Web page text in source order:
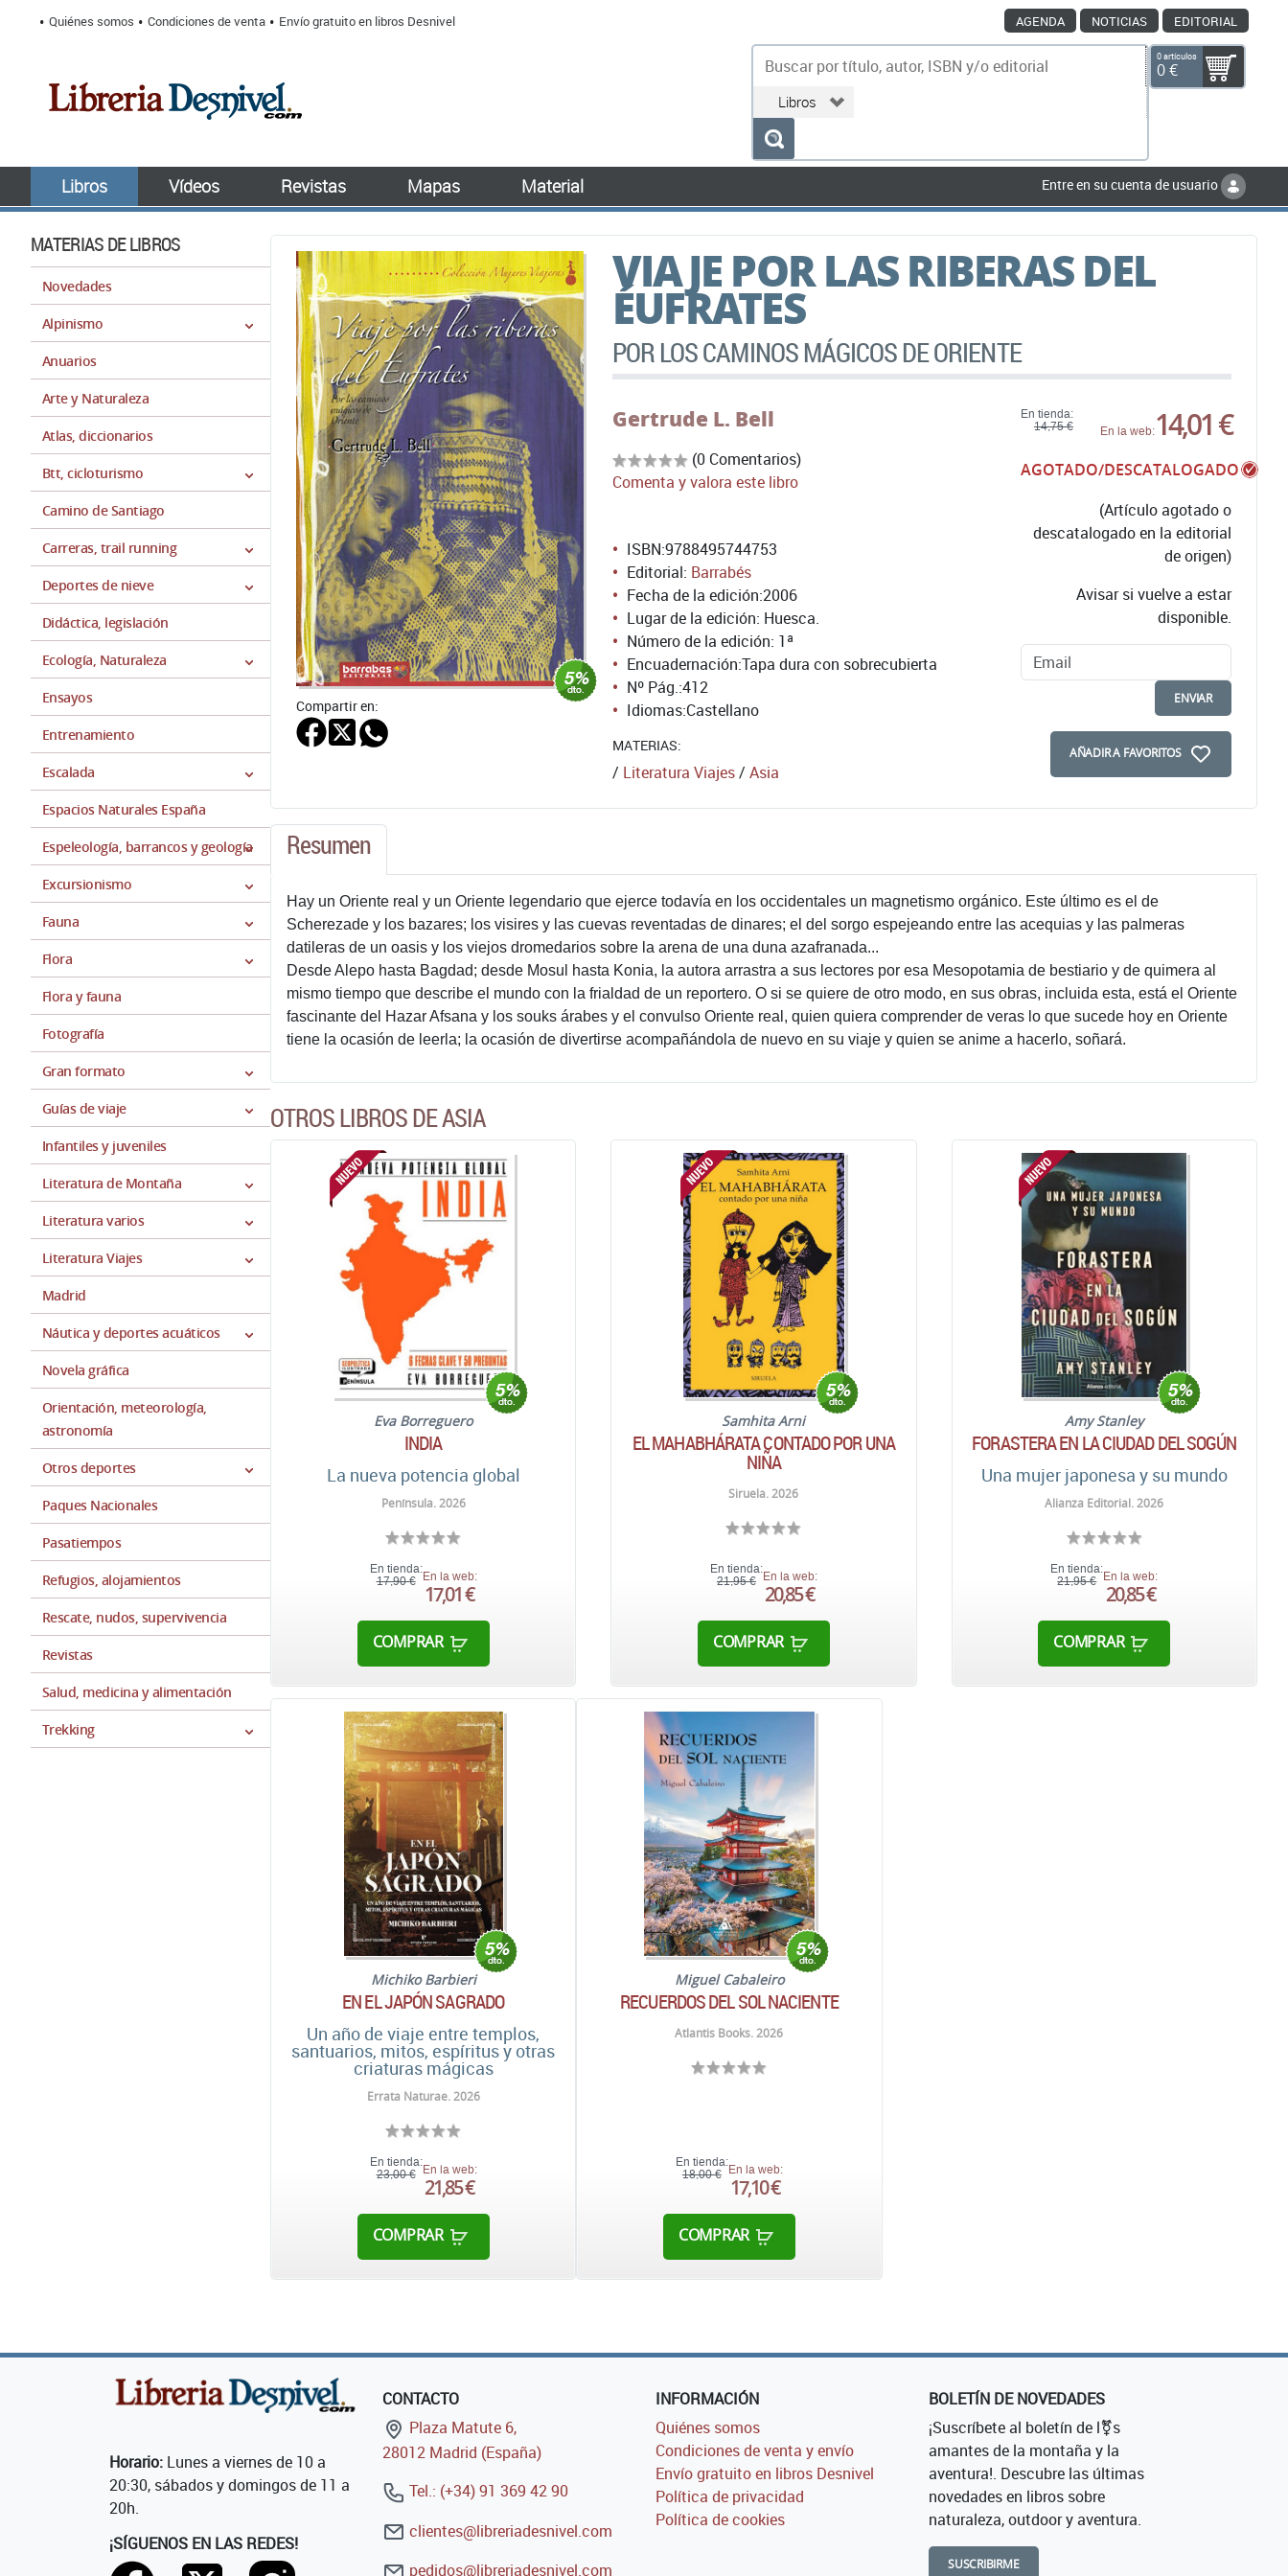
Quiénes somos Condiciones de venta Envío gratuito en libros Desnivel AGENDA NOTICIAS EDITORIAL
0 artículos
0 €
Libros Vídeos Revistas Mapas Material Entre en su cuenta de usuario
MATERIAS DE LIBROS
Novedades
Alpinismo
Anuarios
Arte y Naturaleza
Atlas, diccionarios
Btt, cicloturismo
Camino de Santiago
Carreras, trail running
Deportes de nieve
Didáctica, legislación
Ecología, Naturaleza
Ensayos
Entrenamiento
Escalada
Espacios Naturales España
Espeleología, barrancos y geología
Excursionismo
Fauna
Flora
Flora y fauna
Fotografía
Gran formato
Guías de viaje
Infantiles y juveniles
Literatura de Montaña
Literatura varios
Literatura Viajes
Madrid
Náutica y deportes acuáticos
Novela gráfica
Orientación, meteorología,
astronomía
Otros deportes
Paques Nacionales
Pasatiempos
Refugios, alojamientos
Rescate, nudos, supervivencia
Revistas
Salud, medicina y alimentación
Trekking
VIAJE POR LAS RIBERAS DEL
ÉUFRATES
POR LOS CAMINOS MÁGICOS DE ORIENTE
Compartir en:
Gertrude L. Bell
(0 Comentarios)
Comenta y valora este libro
En tienda:
14,75 €
En la web:14,01 €
AGOTADO/DESCATALOGADO
(Artículo agotado o
descatalogado en la editorial
de origen)
Avisar si vuelve a estar
disponible.
ENVIAR
AÑADIR A FAVORITOS
ISBN:9788495744753
Editorial: Barrabés
Fecha de la edición:2006
Lugar de la edición: Huesca.
Número de la edición: 1ª
Encuadernación:Tapa dura con sobrecubierta
Nº Pág.:412
Idiomas:Castellano
MATERIAS:
/ Literatura Viajes/ Asia
Resumen
Hay un Oriente real y un Oriente legendario que ejerce todavía en los occidentales un magnetismo orgánico. Este último es el de
Scherezade y los bazares; los visires y las cuevas reventadas de dinares; el del sorgo espejeando entre las acequias y las palmeras
datileras de un oasis y los viejos dromedarios sobre la arena de una duna azafranada...
Desde Alepo hasta Bagdad; desde Mosul hasta Konia, la autora arrastra a sus lectores por esa Mesopotamia de bestiario y de quimera al
mismo tiempo que describe el mundo con la frialdad de un reportero. O si se quiere de otro modo, en sus obras, incluida esta, está el Oriente
fascinante del Hazar Afsana y los souks árabes y el convulso Oriente real, quien quiera comprender de veras lo que sucede hoy en Oriente
tiene la ocasión de leerla; la ocasión de divertirse acompañándola de nuevo en su viaje y quien se anime a hacerlo, soñará.
OTROS LIBROS DE ASIA
Eva Borreguero
INDIA
La nueva potencia global
Península. 2026
En tienda:
17,90 € En la web:
17,01 €
COMPRAR
Samhita Arni
EL MAHABHÁRATA CONTADO POR UNA
NIÑA
Siruela. 2026
En tienda:
21,95 € En la web:
20,85 €
COMPRAR
Amy Stanley
FORASTERA EN LA CIUDAD DEL SOGÚN
Una mujer japonesa y su mundo
Alianza Editorial. 2026
En tienda:
21,95 €
En la web:
20,85 €
COMPRAR
Michiko Barbieri
EN EL JAPÓN SAGRADO
Un año de viaje entre templos,
santuarios, mitos, espíritus y otras
criaturas mágicas
Errata Naturae. 2026
En tienda:
23,00 € En la web:
21,85 €
COMPRAR
Miguel Cabaleiro
RECUERDOS DEL SOL NACIENTE
Atlantis Books. 2026
En tienda:
18,00 € En la web:
17,10 €
COMPRAR
Horario: Lunes a viernes de 10 a
20:30, sábados y domingos de 11 a
20h.
¡SÍGUENOS EN LAS REDES!
CONTACTO
Plaza Matute 6,
28012 Madrid (España)
Tel.: (+34) 91 369 42 90
clientes@libreriadesnivel.com
pedidos@libreriadesnivel.com
INFORMACIÓN
Quiénes somos
Condiciones de venta y envío
Envío gratuito en libros Desnivel
Política de privacidad
Política de cookies
BOLETÍN DE NOVEDADES
¡Suscríbete al boletín de l⚧s
amantes de la montaña y la
aventura!. Descubre las últimas
novedades en libros sobre
naturaleza, outdoor y aventura.
SUSCRIBIRME